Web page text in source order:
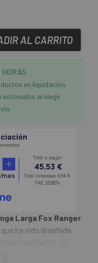
AL CARRITO
en liquidación.
estimados al elegir
Larga Fox Ranger
ha sido diseñada